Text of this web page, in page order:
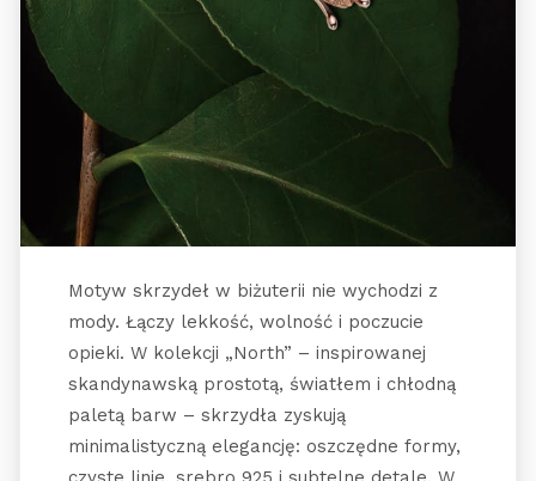
Motyw skrzydeł w biżuterii nie wychodzi z
mody. Łączy lekkość, wolność i poczucie
opieki. W kolekcji „North” – inspirowanej
skandynawską prostotą, światłem i chłodną
paletą barw – skrzydła zyskują
minimalistyczną elegancję: oszczędne formy,